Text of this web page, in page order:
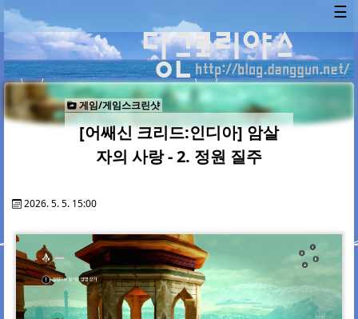
☰
게임/게임스크린샷
[어쌔신 크리드:인디아] 암살
자의 사랑 - 2. 정원 질주
2026. 5. 5. 15:00